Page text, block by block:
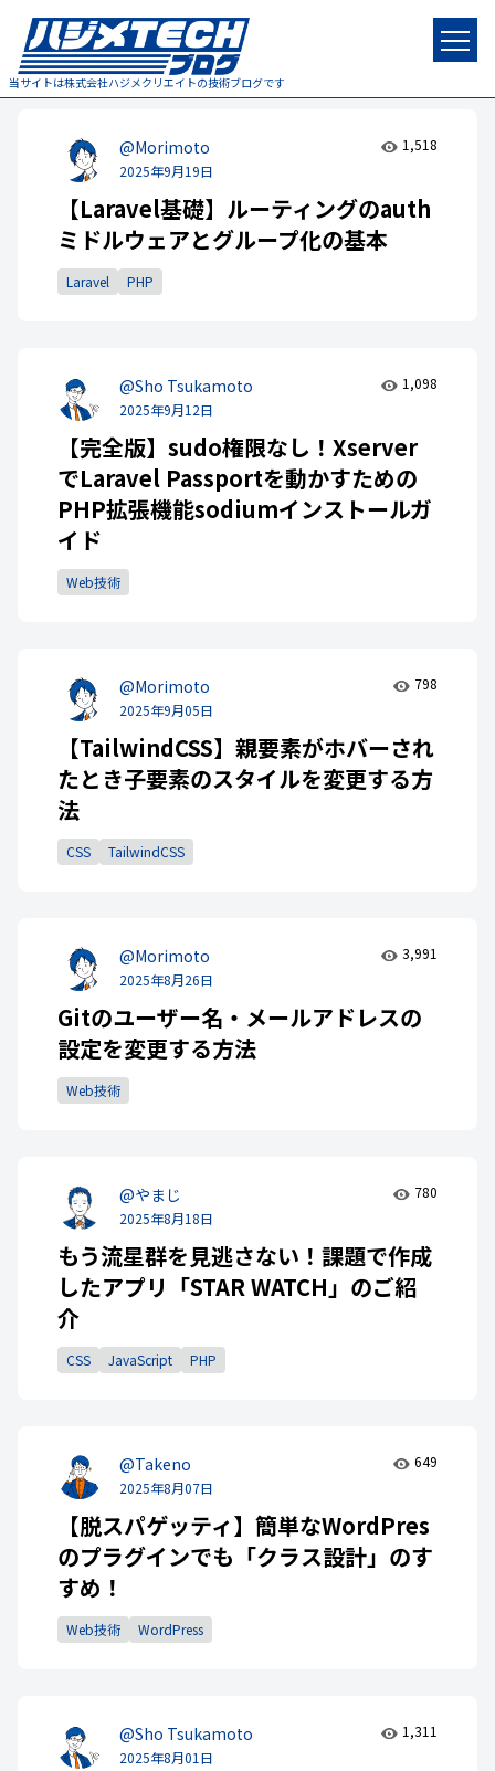
当サイトは株式会社ハジメクリエイトの技術ブログです
@Morimoto
2025年9月19日
1,518
【Laravel基礎】ルーティングのauth
ミドルウェアとグループ化の基本
Laravel PHP
@Sho Tsukamoto
2025年9月12日
1,098
【完全版】sudo権限なし！Xserver
でLaravel Passportを動かすための
PHP拡張機能sodiumインストールガ
イド
Web技術
@Morimoto
2025年9月05日
798
【TailwindCSS】親要素がホバーされ
たとき子要素のスタイルを変更する方
法
CSS TailwindCSS
@Morimoto
2025年8月26日
3,991
Gitのユーザー名・メールアドレスの
設定を変更する方法
Web技術
@やまじ
2025年8月18日
780
もう流星群を見逃さない！課題で作成
したアプリ「STAR WATCH」のご紹
介
CSS JavaScript PHP
@Takeno
2025年8月07日
649
【脱スパゲッティ】簡単なWordPres
のプラグインでも「クラス設計」のす
すめ！
Web技術 WordPress
@Sho Tsukamoto
2025年8月01日
1,311